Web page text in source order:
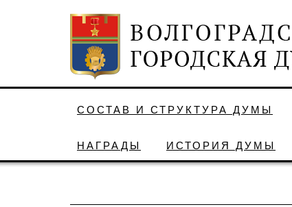
СОСТАВ И СТРУКТУРА ДУМЫ
НАГРАДЫ ИСТОРИЯ ДУМЫ